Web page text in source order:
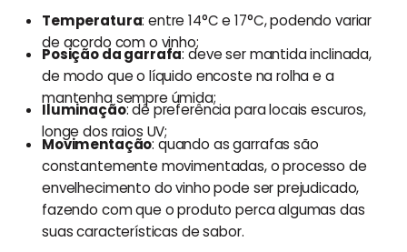
Temperatura: entre 14°C e 17°C, podendo variar
de acordo com o vinho;
Posição da garrafa: deve ser mantida inclinada,
de modo que o líquido encoste na rolha e a
mantenha sempre úmida;
Iluminação: dê preferência para locais escuros,
longe dos raios UV;
Movimentação: quando as garrafas são
constantemente movimentadas, o processo de
envelhecimento do vinho pode ser prejudicado,
fazendo com que o produto perca algumas das
suas características de sabor.